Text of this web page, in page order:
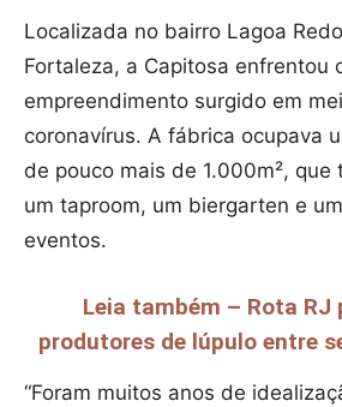
Localizada no bairro Lagoa
Fortaleza, a Capitosa enfrentou
empreendimento surgido em
coronavírus. A fábrica ocupava
de pouco mais de 1.000m², que
um taproom, um biergarten e
eventos.
Leia também – Rota RJ
produtores de lúpulo entre
“Foram muitos anos de